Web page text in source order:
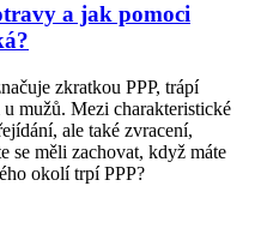
a jak pomoci
zkratkou PPP, trápí
mužů. Mezi charakteristické
ale také zvracení,
se měli zachovat, když máte
okolí trpí PPP?